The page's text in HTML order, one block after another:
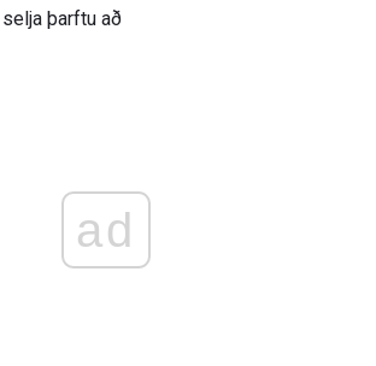
þarftu að
ad